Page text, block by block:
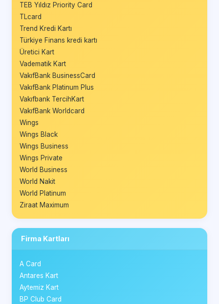
TEB Yıldız Priority Card
TLcard
Trend Kredi Kartı
Türkiye Finans kredi kartı
Üretici Kart
Vadematik Kart
VakıfBank BusinessCard
VakıfBank Platinum Plus
Vakıfbank TercihKart
VakıfBank Worldcard
Wings
Wings Black
Wings Business
Wings Private
World Business
World Nakit
World Platinum
Ziraat Maximum
Firma Kartları
A Card
Antares Kart
Aytemiz Kart
BP Club Card